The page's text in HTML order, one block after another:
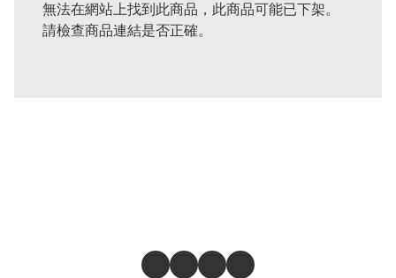
無法在網站上找到此商品，此商品可能已下架。
請檢查商品連結是否正確。